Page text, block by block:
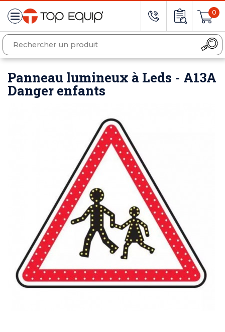
0
Panneau lumineux à Leds - A13A
Danger enfants